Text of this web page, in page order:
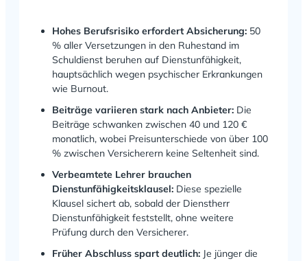
Hohes Berufsrisiko erfordert Absicherung: 50
% aller Versetzungen in den Ruhestand im
Schuldienst beruhen auf Dienstunfähigkeit,
hauptsächlich wegen psychischer Erkrankungen
wie Burnout.
Beiträge variieren stark nach Anbieter: Die
Beiträge schwanken zwischen 40 und 120 €
monatlich, wobei Preisunterschiede von über 100
% zwischen Versicherern keine Seltenheit sind.
Verbeamtete Lehrer brauchen
Dienstunfähigkeitsklausel: Diese spezielle
Klausel sichert ab, sobald der Dienstherr
Dienstunfähigkeit feststellt, ohne weitere
Prüfung durch den Versicherer.
Früher Abschluss spart deutlich: Je jünger die